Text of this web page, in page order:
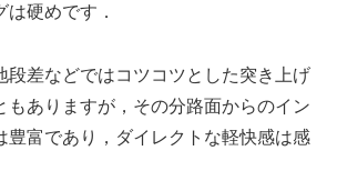
硬めです．
差などではコツコツとした突き上げ
もありますが，その分路面からのイン
豊富であり，ダイレクトな軽快感は感